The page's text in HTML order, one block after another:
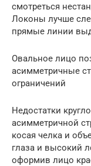
смотреться
Локоны лучше
прямые линии
Овальное лицо
асимметричные
ограничений
Недостатки
асимметричной
косая челка и
глаза и высокий
оформив лицо